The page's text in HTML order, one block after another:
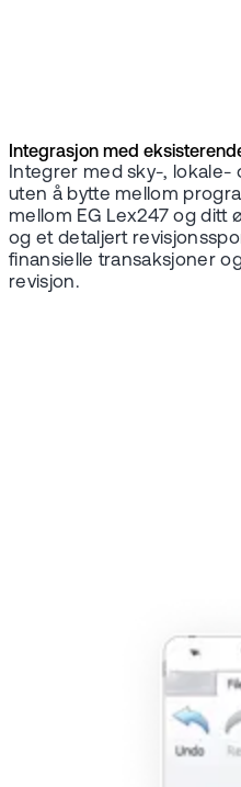
Integrasjon med
Integrer med sky-, lokale-
uten å bytte mellom
mellom EG Lex247 og ditt
og et detaljert
finansielle transaksjoner
revisjon.